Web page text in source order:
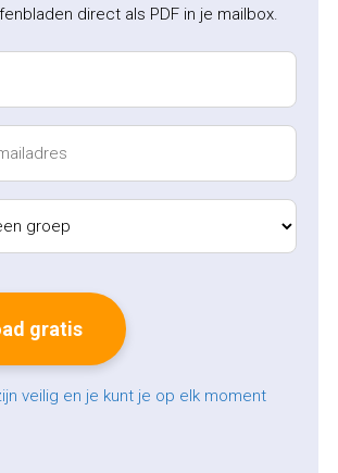
direct als PDF in je mailbox.
veilig en je kunt je op elk moment